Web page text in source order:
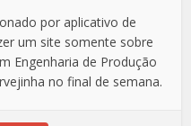
por aplicativo de
um site somente sobre
Engenharia de Produção
no final de semana.